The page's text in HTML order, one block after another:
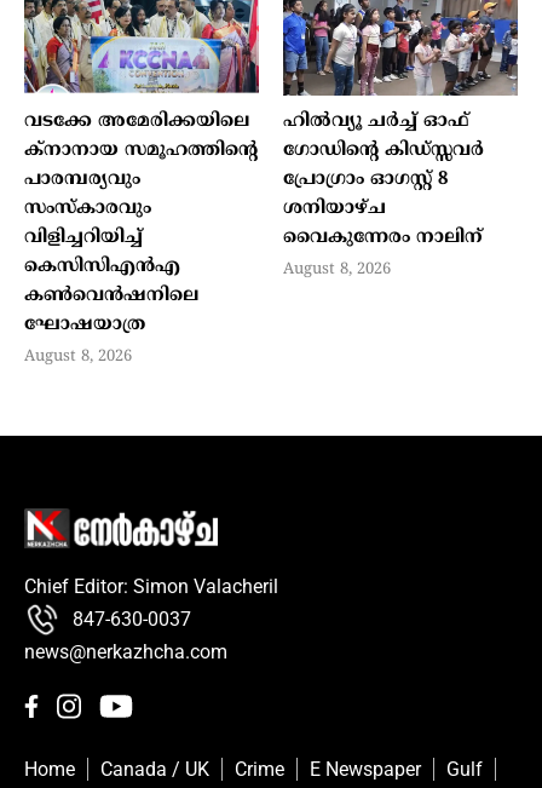
വടക്കേ അമേരിക്കയിലെ
ക്‌നാനായ സമൂഹത്തിന്റെ
പാരമ്പര്യവും
സംസ്‌കാരവും
വിളിച്ചറിയിച്ച്
കെസിസിഎന്‍എ
കണ്‍വെന്‍ഷനിലെ
ഘോഷയാത്ര
August 8, 2026
ഹില്‍വ്യൂ ചര്‍ച്ച് ഓഫ്
ഗോഡിന്റെ കിഡ്സ്സവര്‍
പ്രോഗ്രാം ഓഗസ്റ്റ് 8
ശനിയാഴ്ച
വൈകുന്നേരം നാലിന്
August 8, 2026
Chief Editor: Simon Valacheril
847-630-0037
news@nerkazhcha.com
Home Canada / UK Crime E Newspaper Gulf